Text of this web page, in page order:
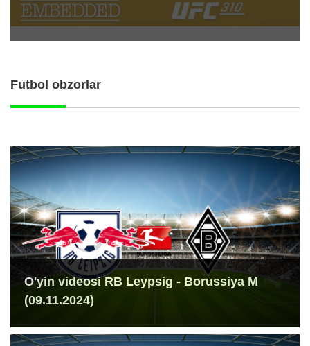
Futbol obzorlar
O'yin videosi RB Leypsig - Borussiya M
(09.11.2024)